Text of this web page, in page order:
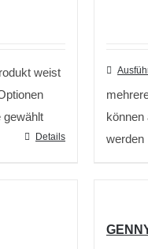
weist
gewählt
Details
können
werden